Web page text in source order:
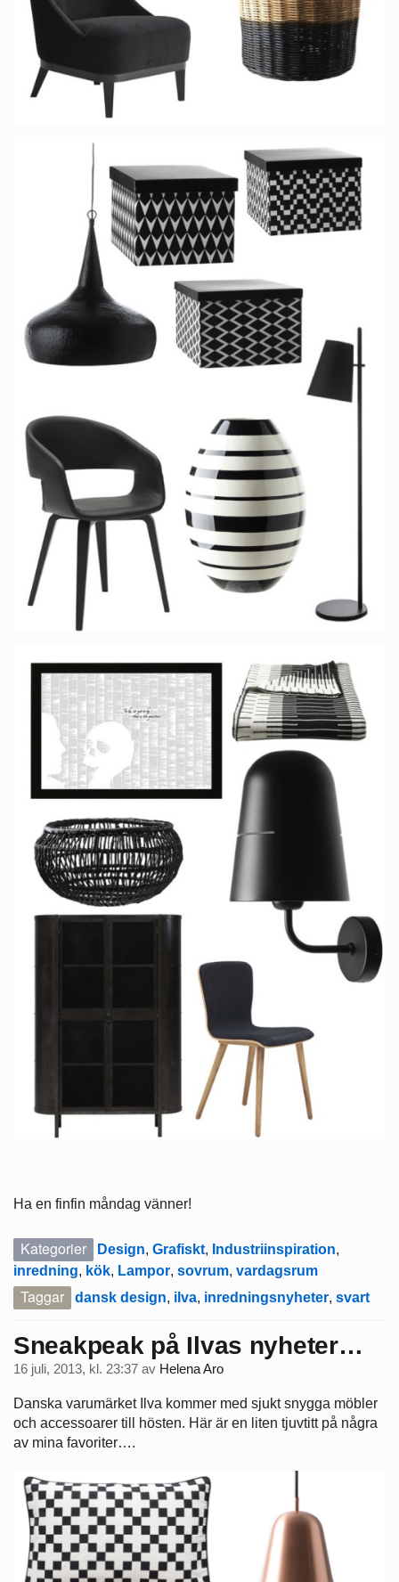
Ha en finfin måndag vänner!
Kategorier Design, Grafiskt, Industriinspiration,
inredning, kök, Lampor, sovrum, vardagsrum
Taggar dansk design, ilva, inredningsnyheter, svart
Sneakpeak på Ilvas nyheter…
16 juli, 2013, kl. 23:37 av Helena Aro
Danska varumärket Ilva kommer med sjukt snygga möbler
och accessoarer till hösten. Här är en liten tjuvtitt på några
av mina favoriter….